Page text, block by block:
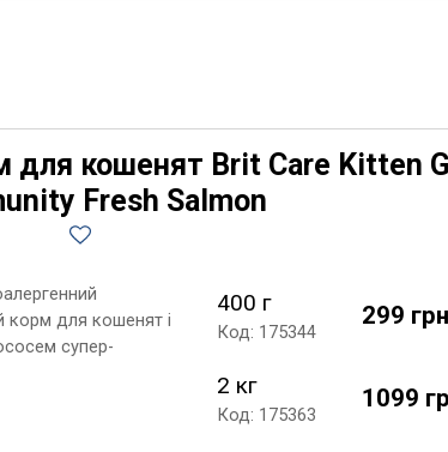
для кошенят Brit Care Kitten
Fresh Salmon
корм для кошенят і
супер-
400 г
Код: 175344
299 грн
2 кг
Код: 175363
1099